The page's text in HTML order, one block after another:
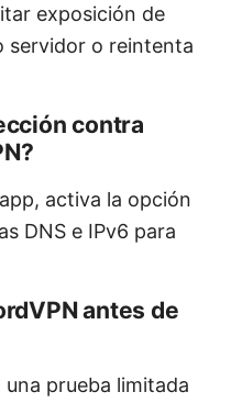
exposición de
o reintenta
contra
activa la opción
DNS e IPv6 para
antes de
prueba limitada